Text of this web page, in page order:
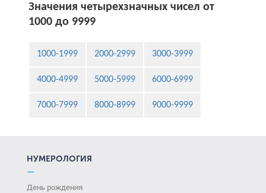
Значения четырехзначных чисел от
1000 до 9999
1000-1999 2000-2999 3000-3999
4000-4999 5000-5999 6000-6999
7000-7999 8000-8999 9000-9999
НУМЕРОЛОГИЯ
—
День рождения